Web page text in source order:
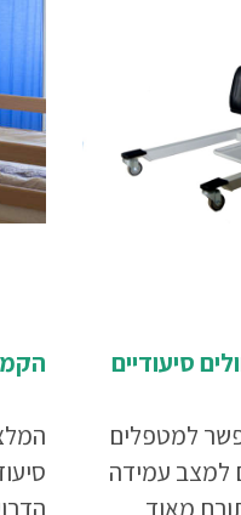
סיעודיים
למטפלים
למצב עמידה
מאוד